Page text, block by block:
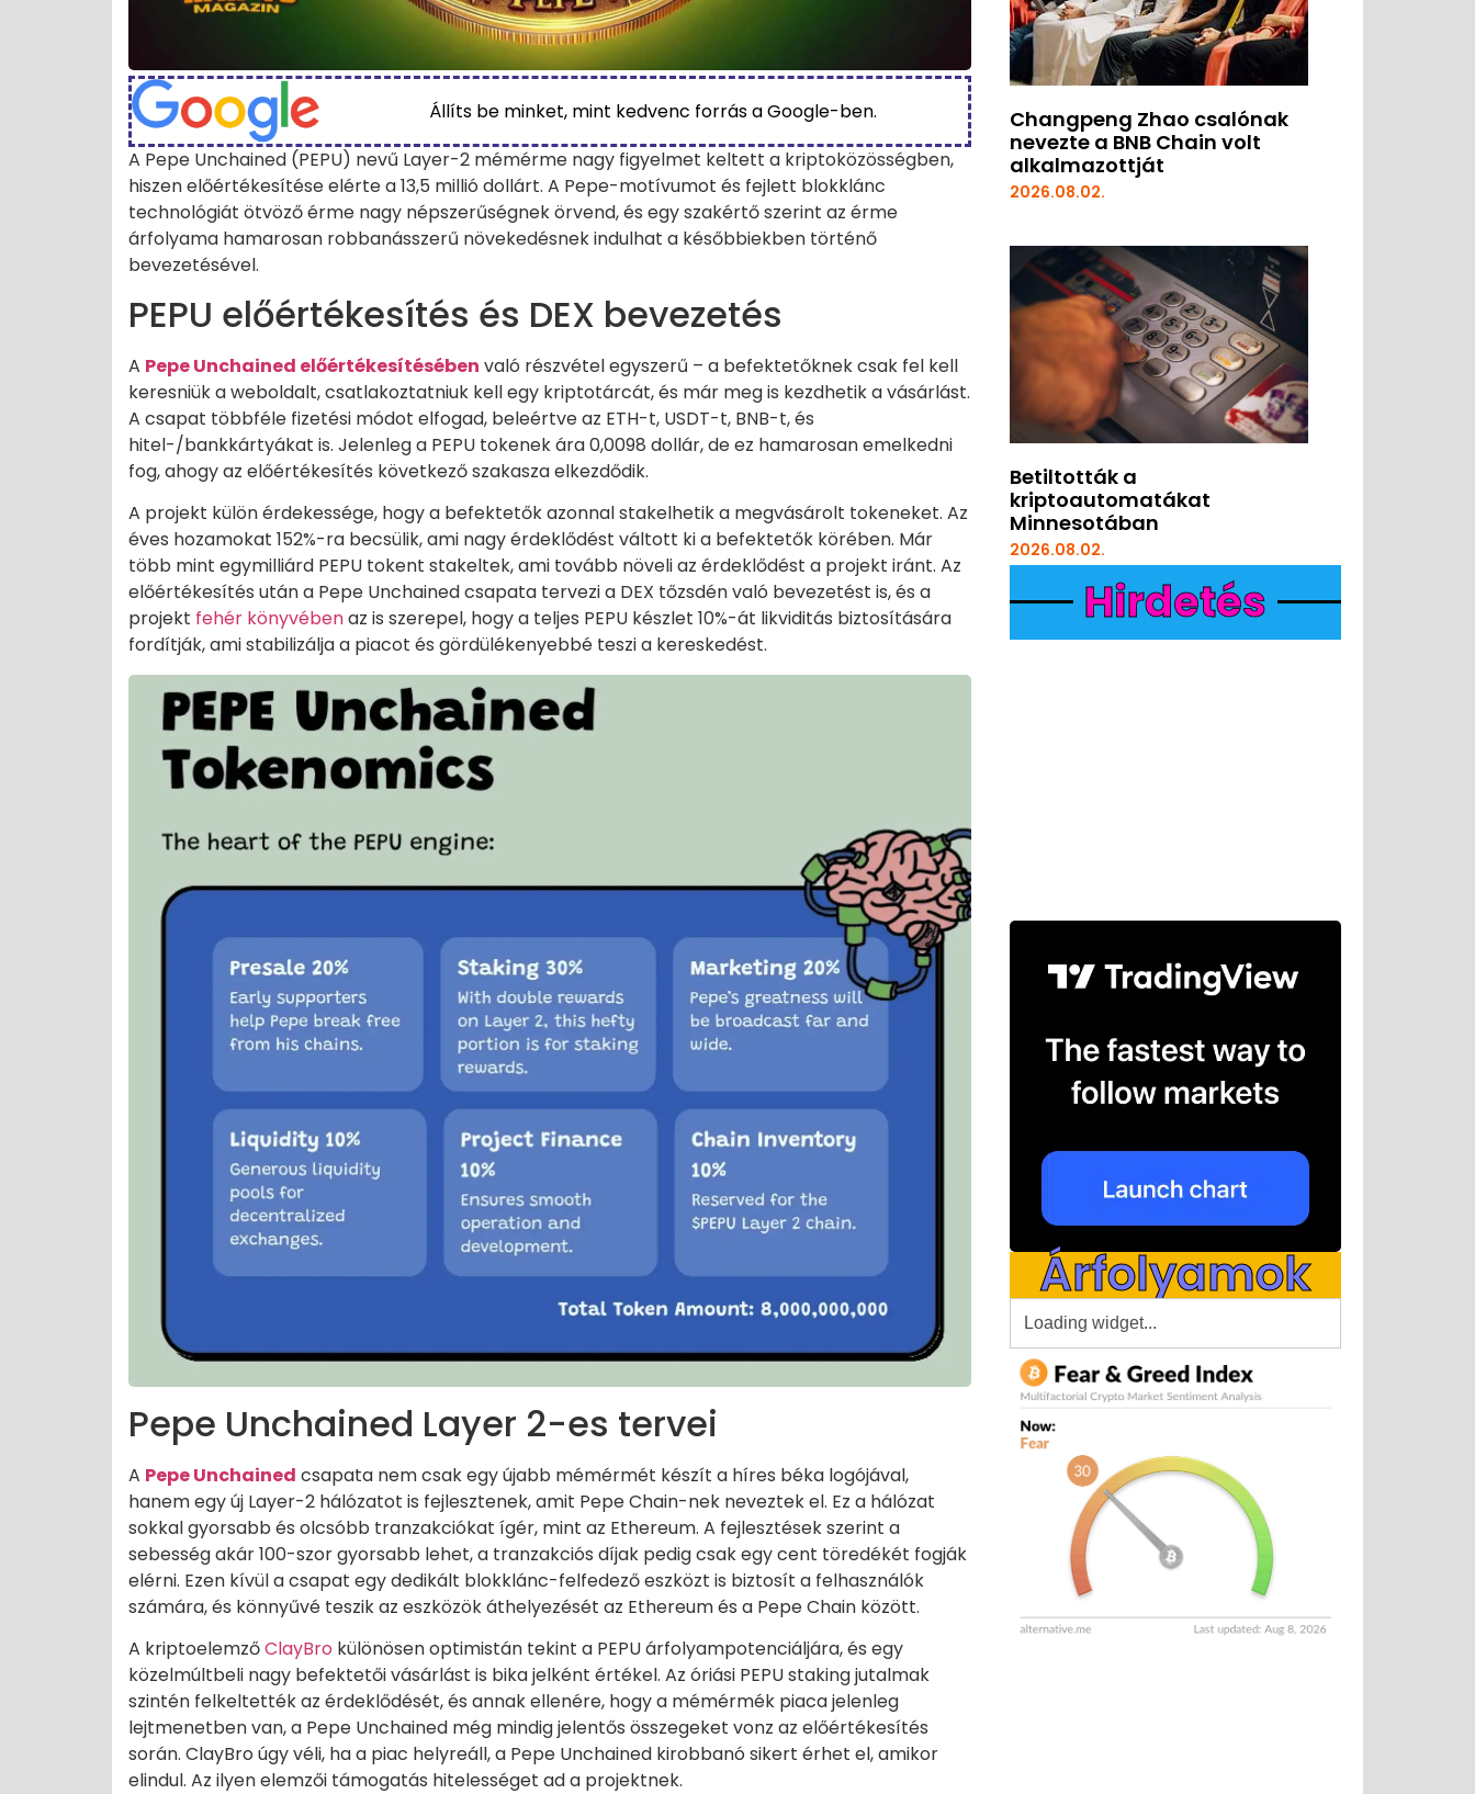
Állíts be minket, mint kedvenc forrás a Google-ben.
A Pepe Unchained (PEPU) nevű Layer-2 mémérme nagy figyelmet keltett a kriptoközösségben,
hiszen előértékesítése elérte a 13,5 millió dollárt. A Pepe-motívumot és fejlett blokklánc
technológiát ötvöző érme nagy népszerűségnek örvend, és egy szakértő szerint az érme
árfolyama hamarosan robbanásszerű növekedésnek indulhat a későbbiekben történő
bevezetésével.
PEPU előértékesítés és DEX bevezetés
A Pepe Unchained előértékesítésében való részvétel egyszerű – a befektetőknek csak fel kell
keresniük a weboldalt, csatlakoztatniuk kell egy kriptotárcát, és már meg is kezdhetik a vásárlást.
A csapat többféle fizetési módot elfogad, beleértve az ETH-t, USDT-t, BNB-t, és
hitel-/bankkártyákat is. Jelenleg a PEPU tokenek ára 0,0098 dollár, de ez hamarosan emelkedni
fog, ahogy az előértékesítés következő szakasza elkezdődik.
A projekt külön érdekessége, hogy a befektetők azonnal stakelhetik a megvásárolt tokeneket. Az
éves hozamokat 152%-ra becsülik, ami nagy érdeklődést váltott ki a befektetők körében. Már
több mint egymilliárd PEPU tokent stakeltek, ami tovább növeli az érdeklődést a projekt iránt. Az
előértékesítés után a Pepe Unchained csapata tervezi a DEX tőzsdén való bevezetést is, és a
projekt fehér könyvébenaz is szerepel, hogy a teljes PEPU készlet 10%-át likviditás biztosítására
fordítják, ami stabilizálja a piacot és gördülékenyebbé teszi a kereskedést.
Pepe Unchained Layer 2-es tervei
A Pepe Unchained csapata nem csak egy újabb mémérmét készít a híres béka logójával,
hanem egy új Layer-2 hálózatot is fejlesztenek, amit Pepe Chain-nek neveztek el. Ez a hálózat
sokkal gyorsabb és olcsóbb tranzakciókat ígér, mint az Ethereum. A fejlesztések szerint a
sebesség akár 100-szor gyorsabb lehet, a tranzakciós díjak pedig csak egy cent töredékét fogják
elérni. Ezen kívül a csapat egy dedikált blokklánc-felfedező eszközt is biztosít a felhasználók
számára, és könnyűvé teszik az eszközök áthelyezését az Ethereum és a Pepe Chain között.
A kriptoelemzőClayBro különösen optimistán tekint a PEPU árfolyampotenciáljára, és egy
közelmúltbeli nagy befektetői vásárlást is bika jelként értékel. Az óriási PEPU staking jutalmak
szintén felkeltették az érdeklődését, és annak ellenére, hogy a mémérmék piaca jelenleg
lejtmenetben van, a Pepe Unchained még mindig jelentős összegeket vonz az előértékesítés
során. ClayBro úgy véli, ha a piac helyreáll, a Pepe Unchained kirobbanó sikert érhet el, amikor
elindul. Az ilyen elemzői támogatás hitelességet ad a projektnek.
Changpeng Zhao csalónak
nevezte a BNB Chain volt
alkalmazottját
2026.08.02.
Betiltották a
kriptoautomatákat
Minnesotában
2026.08.02.
Hirdetés
Árfolyamok